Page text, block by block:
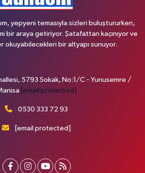
yepyeni temasıyla sizleri buluştururken,
bir araya getiriyor. Şatafattan kaçınıyor ve
okuyabilecekleri bir altyapı sunuyor.
5793 Sokak, No:1/C - Yunusemre /
[email protected]
0530 333 72 93
[email protected]